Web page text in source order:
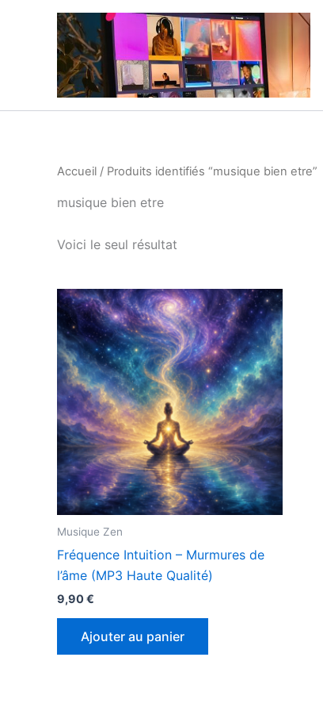
Accueil / Produits identifiés “musique bien etre”
musique bien etre
Voici le seul résultat
Musique Zen
Fréquence Intuition – Murmures de
l’âme (MP3 Haute Qualité)
9,90€
Ajouter au panier